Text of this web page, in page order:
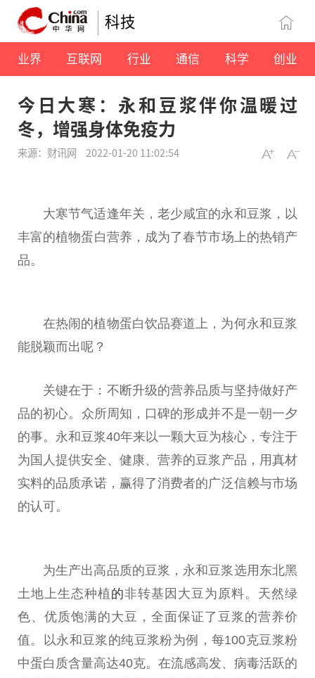
科技
业界 互联网 行业 通信 科学 创业
今日大寒：永和豆浆伴你温暖过
冬，增强身体免疫力
来源：财讯网 2022-01-20 11:02:54
大寒节气适逢年关，老少咸宜的永和豆浆，以
丰富的植物蛋白营养，成为了春节市场上的热销产
品。
在热闹的植物蛋白饮品赛道上，为何永和豆浆
能脱颖而出呢？
关键在于：不断升级的营养品质与坚持做好产
品的初心。众所周知，口碑的形成并不是一朝一夕
的事。永和豆浆40年来以一颗大豆为核心，专注于
为国人提供安全、健康、营养的豆浆产品，用真材
实料的品质承诺，赢得了消费者的广泛信赖与市场
的认可。
为生产出高品质的豆浆，永和豆浆选用东北黑
土地上生态种植的非转基因大豆为原料。天然绿
色、优质饱满的大豆，全面保证了豆浆的营养价
值。以永和豆浆的纯豆浆粉为例，每100克豆浆粉
中蛋白质含量高达40克。在流感高发、 病毒活跃的